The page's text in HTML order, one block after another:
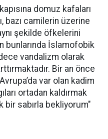
domuz kafaları
bazı camilerin üzerine
şekilde öfkelerini
bunlarında İslamofobik
vandalizm olarak
Bir an önce
var olan kadim
ortadan kaldırmak
sabırla bekliyorum"